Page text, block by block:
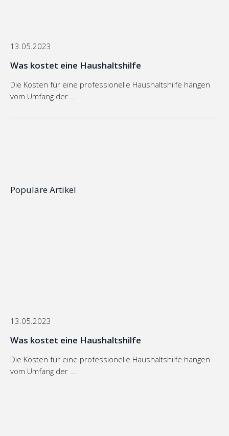
13.05.2023
Was kostet eine Haushaltshilfe
Die Kosten für eine professionelle Haushaltshilfe hängen
vom Umfang der …
PopuläreArtikel
13.05.2023
Was kostet eine Haushaltshilfe
Die Kosten für eine professionelle Haushaltshilfe hängen
vom Umfang der …